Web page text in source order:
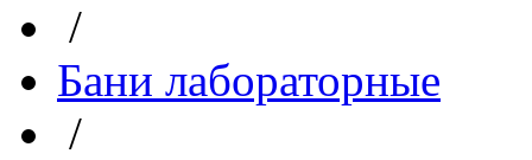
/
Бани лабораторные
/